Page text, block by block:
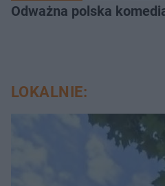
Odważna polska
LOKALNIE: